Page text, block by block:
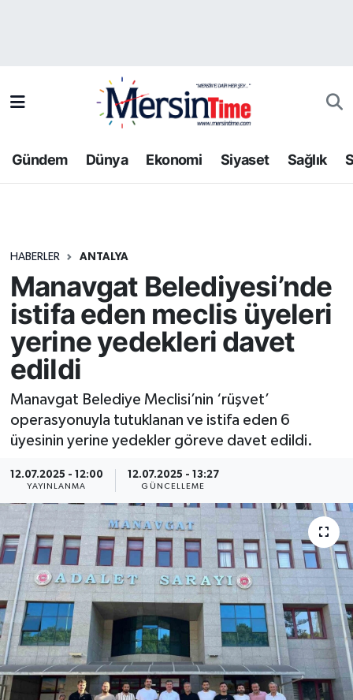
Gündem Dünya Ekonomi Siyaset Sağlık
HABERLER ANTALYA
Manavgat Belediyesi’nde
istifa eden meclis üyeleri
yerine yedekleri davet
edildi
Manavgat Belediye Meclisi’nin ‘rüşvet’
operasyonuyla tutuklanan ve istifa eden 6
üyesinin yerine yedekler göreve davet edildi.
12.07.2025 - 12:00
YAYINLANMA
12.07.2025 - 13:27
GÜNCELLEME
Bilim-Teknoloji
Dünya
Ekonomi
Gündem
Kültür-Sanat
Resmi İlan
Sağlık
Spor
Yaşam
Trafik Durumu
Tüm Manşetler
Haber Arşivi